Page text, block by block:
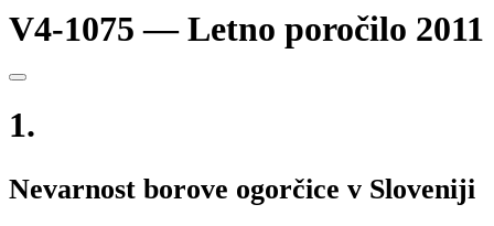
V4-1075 — Letno poročilo 2011
1.
Nevarnost borove ogorčice v Sloveniji